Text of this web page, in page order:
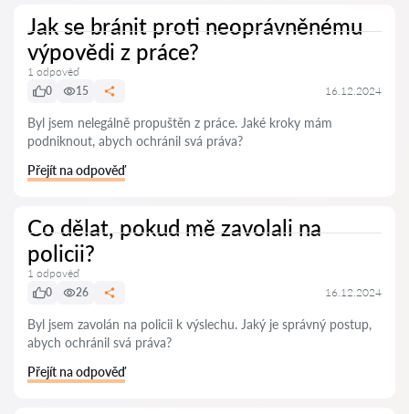
Jak se bránit proti neoprávněnému
výpovědi z práce?
1 odpověď
0
15 16.12.2024
Byl jsem nelegálně propuštěn z práce. Jaké kroky mám
podniknout, abych ochránil svá práva?
Přejít na odpověď
Co dělat, pokud mě zavolali na
policii?
1 odpověď
0
26 16.12.2024
Byl jsem zavolán na policii k výslechu. Jaký je správný postup,
abych ochránil svá práva?
Přejít na odpověď